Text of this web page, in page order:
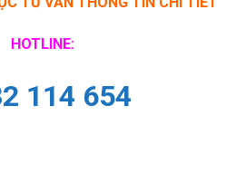
HOTLINE:
114 654